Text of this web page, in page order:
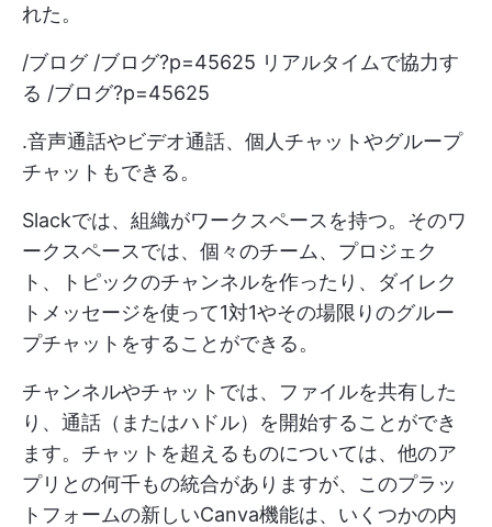
れた。
/ブログ /ブログ?p=45625 リアルタイムで協力す
る /ブログ?p=45625
.音声通話やビデオ通話、個人チャットやグループ
チャットもできる。
Slackでは、組織がワークスペースを持つ。そのワ
ークスペースでは、個々のチーム、プロジェク
ト、トピックのチャンネルを作ったり、ダイレク
トメッセージを使って1対1やその場限りのグルー
プチャットをすることができる。
チャンネルやチャットでは、ファイルを共有した
り、通話（またはハドル）を開始することができ
ます。チャットを超えるものについては、他のア
プリとの何千もの統合がありますが、このプラッ
トフォームの新しいCanva機能は、いくつかの内